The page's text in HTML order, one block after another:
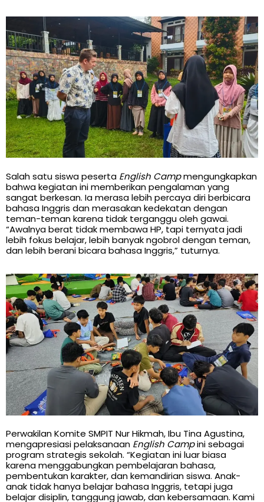
Salah satu siswa peserta English Campmengungkapkan
bahwa kegiatan ini memberikan pengalaman yang
sangat berkesan. Ia merasa lebih percaya diri berbicara
bahasa Inggris dan merasakan kedekatan dengan
teman-teman karena tidak terganggu oleh gawai.
“Awalnya berat tidak membawa HP, tapi ternyata jadi
lebih fokus belajar, lebih banyak ngobrol dengan teman,
dan lebih berani bicara bahasa Inggris,” tuturnya.
Perwakilan Komite SMPIT Nur Hikmah, Ibu Tina Agustina,
mengapresiasi pelaksanaan English Campini sebagai
program strategis sekolah. “Kegiatan ini luar biasa
karena menggabungkan pembelajaran bahasa,
pembentukan karakter, dan kemandirian siswa. Anak-
anak tidak hanya belajar bahasa Inggris, tetapi juga
belajar disiplin, tanggung jawab, dan kebersamaan. Kami